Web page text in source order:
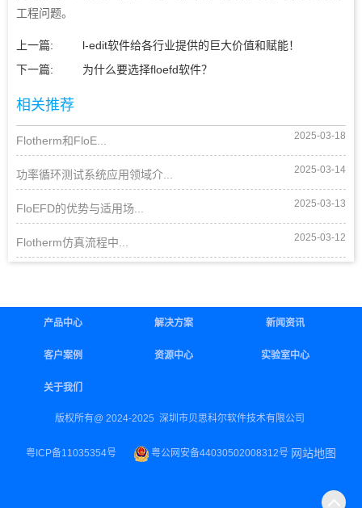
工程问题。
上一篇:
l-edit软件给各行业提供的巨大价值和赋能！
下一篇:
为什么要选择floefd软件？
相关推荐
Flotherm和FloE... 2025-03-18
功率循环测试系统应用领域介... 2025-03-14
FloEFD的优势与适用场... 2025-03-13
Flotherm仿真流程中... 2025-03-12
产品中心 解决方案 新闻资讯
客户案例 资源中心 实验室中心
关于我们
版权所有@ 2024-2025 深圳市贝思科尔软件技术有限公司
粤ICP备11035354号 粤公网安备44030502008312号 网站地图